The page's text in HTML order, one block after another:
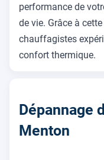
performance de
de vie. Grâce à
chauffagistes
confort thermique.
Dépannage
Menton